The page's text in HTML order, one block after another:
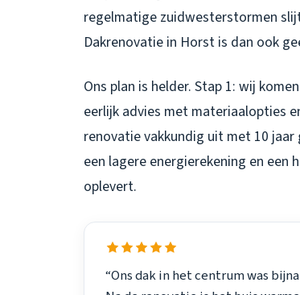
regelmatige zuidwesterstormen
Dakrenovatie in Horst is dan ook
Ons plan is helder. Stap 1: wij
eerlijk advies met materiaalopties
renovatie vakkundig uit met 10
een lagere energierekening en
oplevert.
“Ons dak in het centrum was